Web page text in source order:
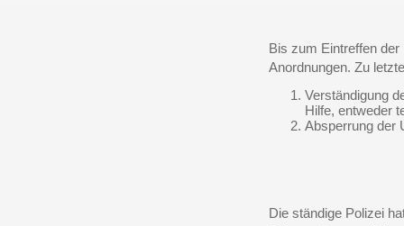
Bis zum Eintreffen
Anordnungen. Zu
Verständigung
Hilfe, entweder
Absperrung der
Die ständige Polizei